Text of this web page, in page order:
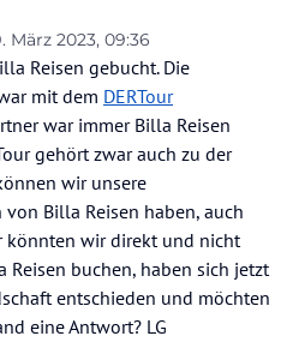
März 2023, 09:36
von
Reisen gebucht. Die
mit dem DERTour
war immer Billa Reisen
gehört zwar auch zu der
wir unsere
Billa Reisen haben, auch
könnten wir direkt und nicht
Reisen buchen, haben sich jetzt
entschieden und möchten
eine Antwort? LG